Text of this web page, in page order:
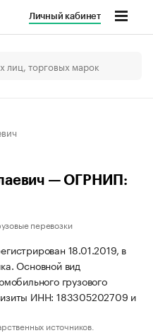
Личный кабинет
— ОГРНИП:
перевозки
18.01.2019, в
Основной вид
грузового
ИНН: 183305202709 и
источников.